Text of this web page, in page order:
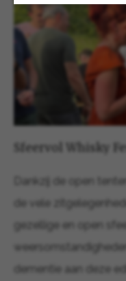
Sfeervol Whisky
Dankzij de open
de vele
gezellige en open
dementie aan deze